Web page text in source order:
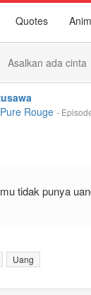
Quotes
Asalkan ada cinta
Rouge -
tidak punya
Uang